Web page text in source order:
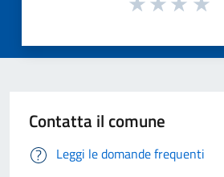
Contatta il comune
Leggi le domande frequenti